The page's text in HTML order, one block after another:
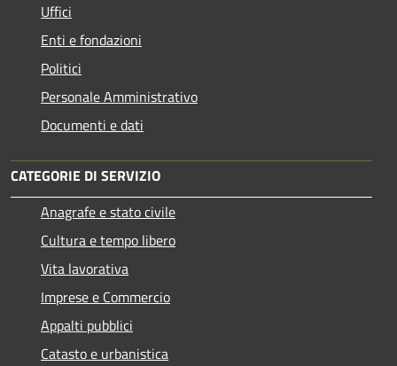
Uffici
Enti e fondazioni
Politici
Personale Amministrativo
Documenti e dati
CATEGORIE DI SERVIZIO
Anagrafe e stato civile
Cultura e tempo libero
Vita lavorativa
Imprese e Commercio
Appalti pubblici
Catasto e urbanistica